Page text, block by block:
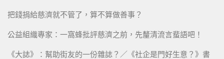
把錢捐給慈濟就不管了，算不算做善事？
公益組織專家：一窩蜂批評慈濟之前，先釐清流言蜚語吧！
《大誌》：幫助街友的一份雜誌？／《社企是門好生意？》書